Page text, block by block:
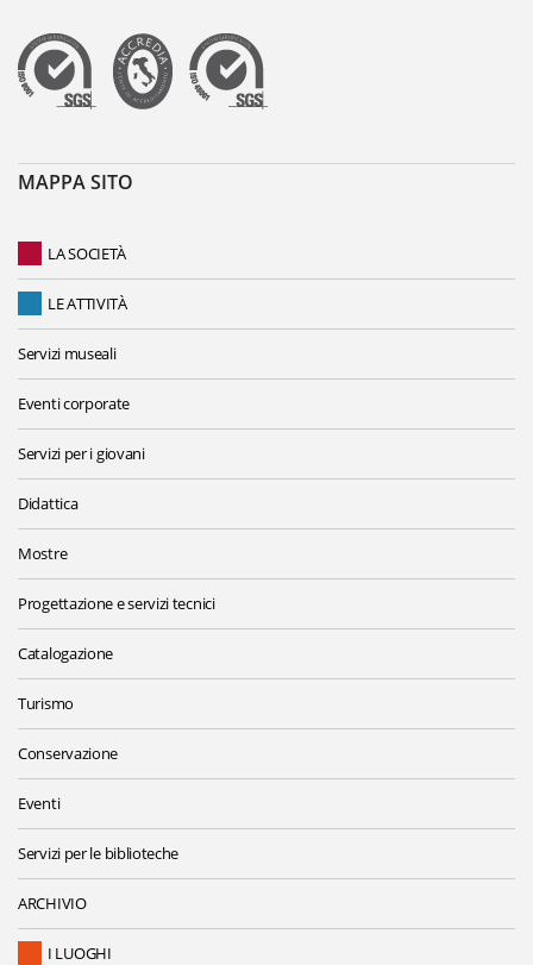
MAPPA SITO
LA SOCIETÀ
LE ATTIVITÀ
Servizi museali
Eventi corporate
Servizi per i giovani
Didattica
Mostre
Progettazione e servizi tecnici
Catalogazione
Turismo
Conservazione
Eventi
Servizi per le biblioteche
ARCHIVIO
I LUOGHI